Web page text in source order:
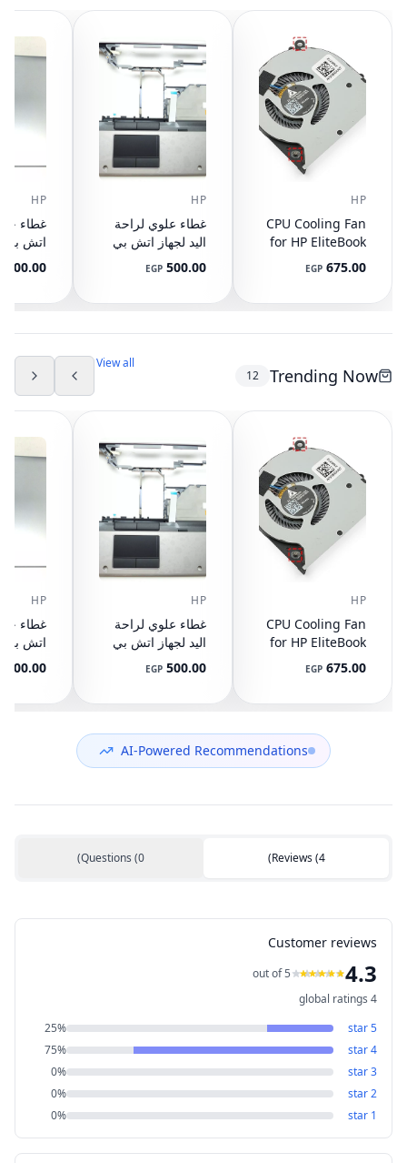
HP
CPU Cooling Fan
for HP EliteBook
745 G3 G4, 840
G3 G4, 848 G3
DC05V 0.50A
675.00
EGP
HP
غطاء علوي لراحة
اليد لجهاز اتش بي
مع تاتش باد
(مستعمل)
500.00
EGP
HP
400.00
Trending Now
12
View all
HP
CPU Cooling Fan
for HP EliteBook
745 G3 G4, 840
G3 G4, 848 G3
DC05V 0.50A
675.00
EGP
HP
غطاء علوي لراحة
اليد لجهاز اتش بي
مع تاتش باد
(مستعمل)
500.00
EGP
HP
400.00
AI-Powered Recommendations
Reviews(4
)
Questions (0
)
Customer reviews
4.3
out of 5
4
global ratings
5
star
25%
4
star
75%
3
star
0%
2
star
0%
1
star
0%